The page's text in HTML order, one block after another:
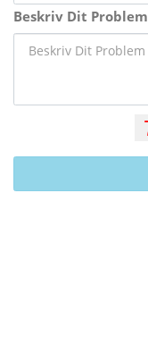
Beskriv Dit Problem